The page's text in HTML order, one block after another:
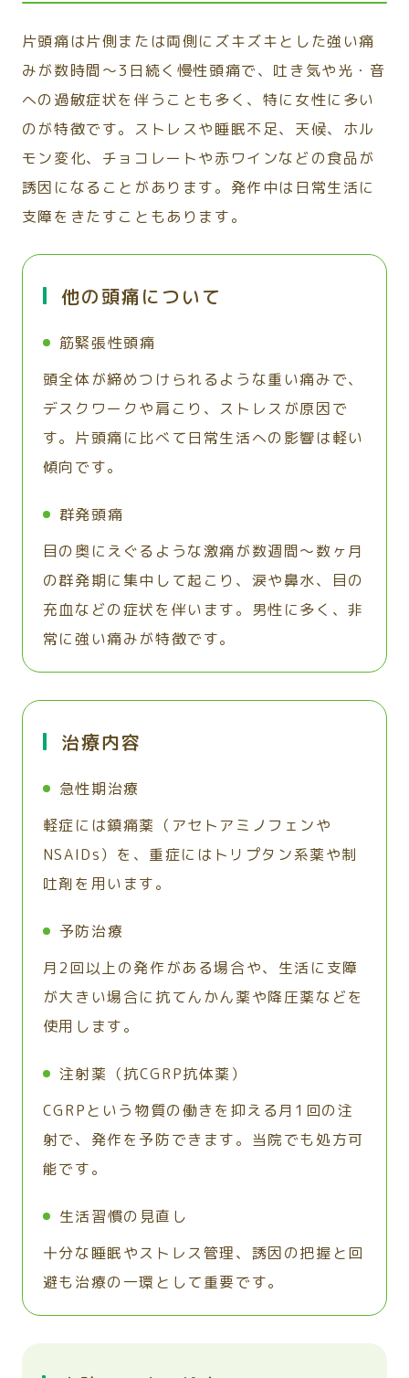
片頭痛は片側または両側にズキズキとした強い痛
みが数時間～3日続く慢性頭痛で、吐き気や光・音
への過敏症状を伴うことも多く、特に女性に多い
のが特徴です。ストレスや睡眠不足、天候、ホル
モン変化、チョコレートや赤ワインなどの食品が
誘因になることがあります。発作中は日常生活に
支障をきたすこともあります。
他の頭痛について
筋緊張性頭痛
頭全体が締めつけられるような重い痛みで、
デスクワークや肩こり、ストレスが原因で
す。片頭痛に比べて日常生活への影響は軽い
傾向です。
群発頭痛
目の奥にえぐるような激痛が数週間〜数ヶ月
の群発期に集中して起こり、涙や鼻水、目の
充血などの症状を伴います。男性に多く、非
常に強い痛みが特徴です。
治療内容
急性期治療
軽症には鎮痛薬（アセトアミノフェンや
NSAIDs）を、重症にはトリプタン系薬や制
吐剤を用います。
予防治療
月2回以上の発作がある場合や、生活に支障
が大きい場合に抗てんかん薬や降圧薬などを
使用します。
注射薬（抗CGRP抗体薬）
CGRPという物質の働きを抑える月1回の注
射で、発作を予防できます。当院でも処方可
能です。
生活習慣の見直し
十分な睡眠やストレス管理、誘因の把握と回
避も治療の一環として重要です。